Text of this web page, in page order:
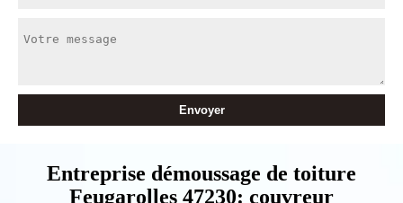
Entreprise démoussage de toiture
Feugarolles 47230: couvreur